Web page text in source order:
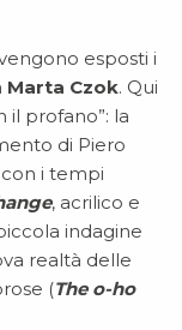
esposti i
Marta Czok. Qui
il profano”: la
di Piero
i tempi
, acrilico e
indagine
realtà delle
(The o-ho